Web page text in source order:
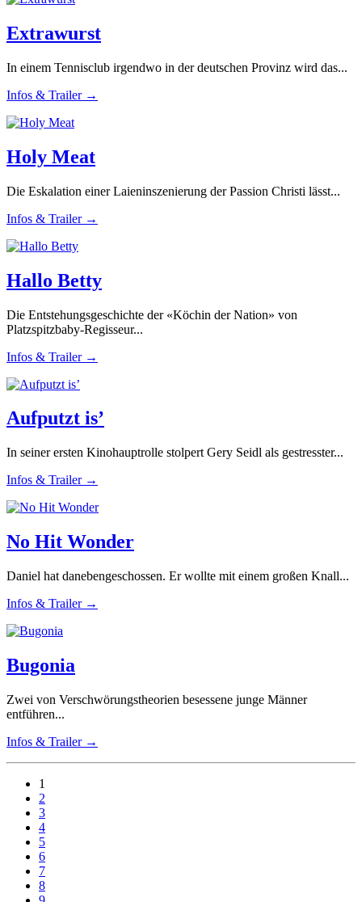
Extrawurst
In einem Tennisclub irgendwo in der deutschen Provinz wird das...
Infos & Trailer →
Holy Meat
Die Eskalation einer Laieninszenierung der Passion Christi lässt...
Infos & Trailer →
Hallo Betty
Die Entstehungsgeschichte der «Köchin der Nation» von
Platzspitzbaby-Regisseur...
Infos & Trailer →
Aufputzt is’
In seiner ersten Kinohauptrolle stolpert Gery Seidl als gestresster...
Infos & Trailer →
No Hit Wonder
Daniel hat danebengeschossen. Er wollte mit einem großen Knall...
Infos & Trailer →
Bugonia
Zwei von Verschwörungstheorien besessene junge Männer
entführen...
Infos & Trailer →
1
2
3
4
5
6
7
8